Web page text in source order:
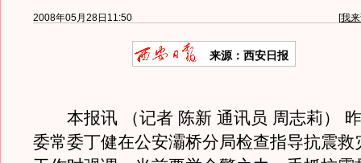
2008年05月28日11:50 [我
来源：西安日报
本报讯 （记者 陈新 通讯员 周志莉）
委常委丁健在公安灞桥分局检查指导抗震救